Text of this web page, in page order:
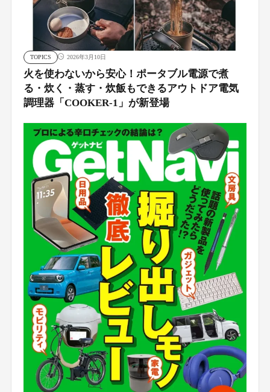
TOPICS 2026年3月10日
火を使わないから安心！ポータブル電源で煮
る・炊く・蒸す・炊飯もできるアウトドア電気
調理器「COOKER-1」が新登場